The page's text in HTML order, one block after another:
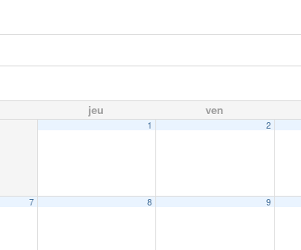
jeu ven
1 2
7 8 9